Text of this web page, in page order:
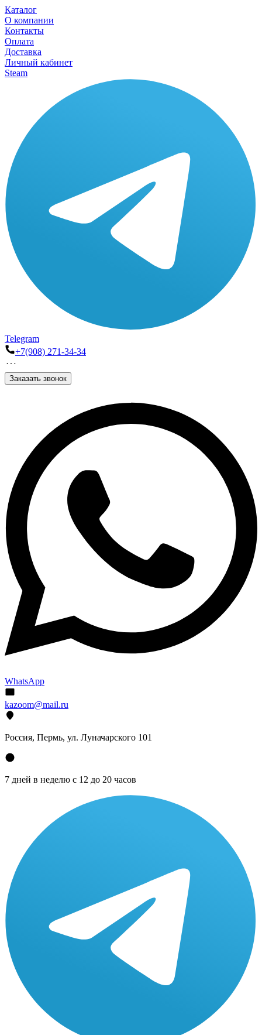
Каталог
О компании
Контакты
Оплата
Доставка
Личный кабинет
Steam
Telegram
+7(908) 271-34-34
Заказать звонок
WhatsApp
kazoom@mail.ru
Россия, Пермь, ул. Луначарского 101
7 дней в неделю с 12 до 20 часов